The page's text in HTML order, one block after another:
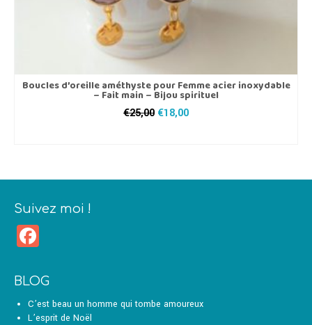
Boucles d’oreille améthyste pour Femme acier inoxydable
– Fait main – Bijou spirituel
€25,00 Le
€18,00Le
Suivez moi !
BLOG
C’est beau un homme qui tombe amoureux
L’esprit de Noël